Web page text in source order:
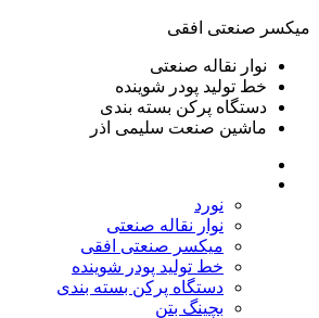
ميكسر صنعتی افقی
نوار نقاله صنعتی
خط تولید پودر شوينده
دستگاه پرکن بسته بندی
ماشين صنعت سليمی اذر
نورد
نوار نقاله صنعتی
ميكسر صنعتی افقی
خط تولید پودر شوينده
دستگاه پرکن بسته بندی
بچينگ بتن